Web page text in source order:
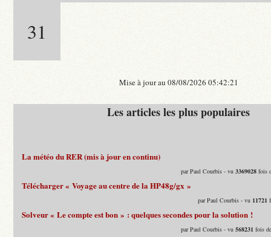
31
Mise à jour au 08/08/2026 05:42:21
Les articles les plus populaires
La météo du RER (mis à jour en continu)
par Paul Courbis - vu3369028 fois
Télécharger « Voyage au centre de la HP48g/gx »
par Paul Courbis - vu 11721
Solveur « Le compte est bon » : quelques secondes pour la solution !
par Paul Courbis - vu568231 fois